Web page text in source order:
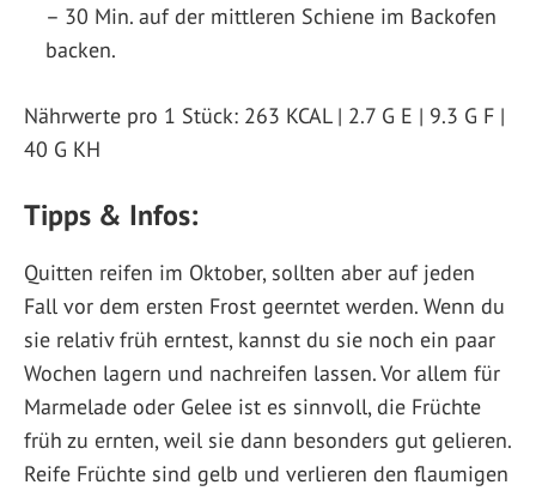
– 30 Min. auf der mittleren Schiene im Backofen
backen.
Nährwerte pro 1 Stück: 263 KCAL | 2.7 G E | 9.3 G F |
40 G KH
Tipps & Infos:
Quitten reifen im Oktober, sollten aber auf jeden
Fall vor dem ersten Frost geerntet werden. Wenn du
sie relativ früh erntest, kannst du sie noch ein paar
Wochen lagern und nachreifen lassen. Vor allem für
Marmelade oder Gelee ist es sinnvoll, die Früchte
früh zu ernten, weil sie dann besonders gut gelieren.
Reife Früchte sind gelb und verlieren den flaumigen